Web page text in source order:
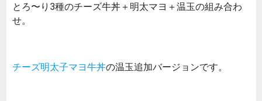
とろ〜り3種のチーズ牛丼＋明太マヨ＋温玉の組み合わ
せ。
チーズ明太子マヨ牛丼の温玉追加バージョンです。